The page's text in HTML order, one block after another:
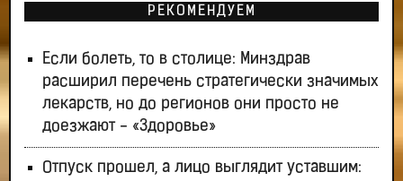
РЕКОМЕНДУЕМ
Если болеть, то в столице: Минздрав
расширил перечень стратегически значимых
лекарств, но до регионов они просто не
доезжают - «Здоровье»
Отпуск прошел, а лицо выглядит уставшим: